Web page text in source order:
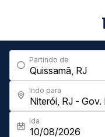
Partindo de
Indo para
Ida